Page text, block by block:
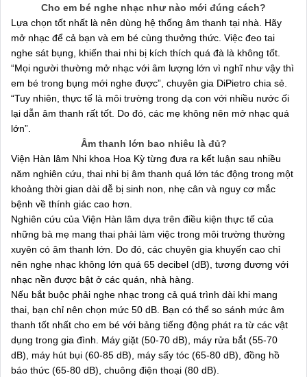
Cho em bé nghe nhạc như nào mới đúng cách?
Lựa chọn tốt nhất là nên dùng hệ thống âm thanh tại nhà. Hãy
mở nhạc để cả bạn và em bé cùng thưởng thức. Việc đeo tai
nghe sát bụng, khiến thai nhi bị kích thích quá đà là không tốt.
“Mọi người thường mở nhạc với âm lượng lớn vì nghĩ như vậy thì
em bé trong bụng mới nghe được”, chuyên gia DiPietro chia sẻ.
“Tuy nhiên, thực tế là môi trường trong dạ con với nhiều nước ối
lại dẫn âm thanh rất tốt. Do đó, các mẹ không nên mở nhạc quá
lớn”.
Âm thanh lớn bao nhiêu là đủ?
Viện Hàn lâm Nhi khoa Hoa Kỳ từng đưa ra kết luận sau nhiều
năm nghiên cứu, thai nhi bị âm thanh quá lớn tác động trong một
khoảng thời gian dài dễ bị sinh non, nhẹ cân và nguy cơ mắc
bệnh về thính giác cao hơn.
Nghiên cứu của Viện Hàn lâm dựa trên điều kiện thực tế của
những bà mẹ mang thai phải làm việc trong môi trường thường
xuyên có âm thanh lớn. Do đó, các chuyên gia khuyến cao chỉ
nên nghe nhạc không lớn quá 65 decibel (dB), tương đương với
nhạc nền được bật ở các quán, nhà hàng.
Nếu bắt buộc phải nghe nhạc trong cả quá trình dài khi mang
thai, bạn chỉ nên chọn mức 50 dB. Bạn có thể so sánh mức âm
thanh tốt nhất cho em bé với bảng tiếng động phát ra từ các vật
dụng trong gia đình. Máy giặt (50-70 dB), máy rửa bắt (55-70
dB), máy hút bụi (60-85 dB), máy sấy tóc (65-80 dB), đồng hồ
báo thức (65-80 dB), chuông điện thoại (80 dB).